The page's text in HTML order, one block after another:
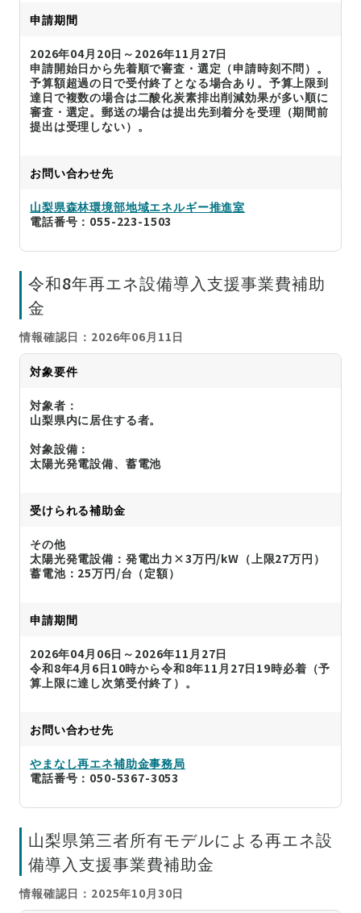
申請期間
2026年04月20日～2026年11月27日
申請開始日から先着順で審査・選定（申請時刻不問）。
予算額超過の日で受付終了となる場合あり。予算上限到
達日で複数の場合は二酸化炭素排出削減効果が多い順に
審査・選定。郵送の場合は提出先到着分を受理（期間前
提出は受理しない）。
お問い合わせ先
山梨県森林環境部地域エネルギー推進室
電話番号：055-223-1503
令和8年再エネ設備導入支援事業費補助
金
情報確認日：2026年06月11日
対象要件
対象者：
山梨県内に居住する者。
対象設備：
太陽光発電設備、蓄電池
受けられる補助金
その他
太陽光発電設備：発電出力×3万円/kW（上限27万円）
蓄電池：25万円/台（定額）
申請期間
2026年04月06日～2026年11月27日
令和8年4月6日10時から令和8年11月27日19時必着（予
算上限に達し次第受付終了）。
お問い合わせ先
やまなし再エネ補助金事務局
電話番号：050-5367-3053
山梨県第三者所有モデルによる再エネ設
備導入支援事業費補助金
情報確認日：2025年10月30日